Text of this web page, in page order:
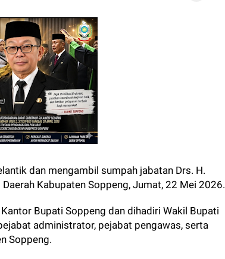
dan mengambil sumpah jabatan Drs. H.
Kabupaten Soppeng, Jumat, 22 Mei 2026.
Bupati Soppeng dan dihadiri Wakil Bupati
administrator, pejabat pengawas, serta
Soppeng.